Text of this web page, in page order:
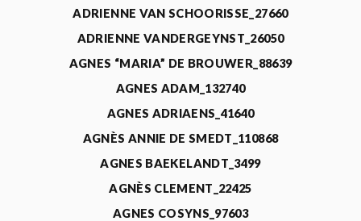
ADRIENNE VAN SCHOORISSE_27660
ADRIENNE VANDERGEYNST_26050
AGNES “MARIA” DE BROUWER_88639
AGNES ADAM_132740
AGNES ADRIAENS_41640
AGNÈS ANNIE DE SMEDT_110868
AGNES BAEKELANDT_3499
AGNÈS CLEMENT_22425
AGNES COSYNS_97603